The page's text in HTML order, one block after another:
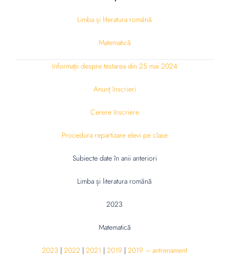
Limba și literatura română
Matematică
Informații despre testarea din 25 mai 2024
Anunț înscrieri
Cerere înscriere
Procedura repartizare elevi pe clase
Subiecte date în anii anteriori
Limba și literatura română
2023
Matematică
2023 | 2022 | 2021 | 2019 | 2019 – antrenament